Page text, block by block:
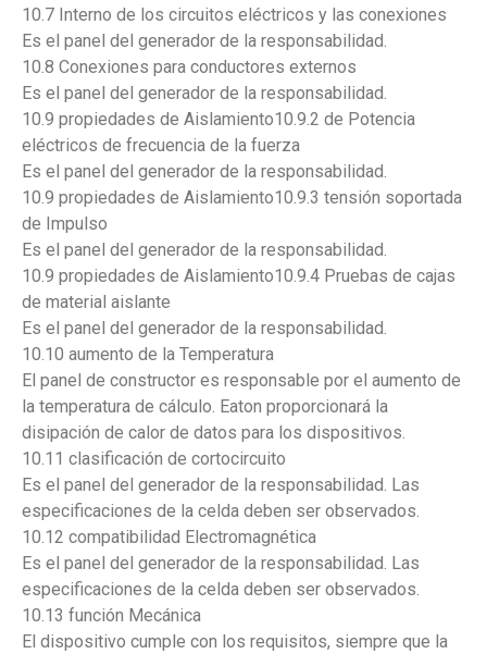
10.7 Interno de los circuitos eléctricos y las conexiones
Es el panel del generador de la responsabilidad.
10.8 Conexiones para conductores externos
Es el panel del generador de la responsabilidad.
10.9 propiedades de Aislamiento10.9.2 de Potencia
eléctricos de frecuencia de la fuerza
Es el panel del generador de la responsabilidad.
10.9 propiedades de Aislamiento10.9.3 tensión soportada
de Impulso
Es el panel del generador de la responsabilidad.
10.9 propiedades de Aislamiento10.9.4 Pruebas de cajas
de material aislante
Es el panel del generador de la responsabilidad.
10.10 aumento de la Temperatura
El panel de constructor es responsable por el aumento de
la temperatura de cálculo. Eaton proporcionará la
disipación de calor de datos para los dispositivos.
10.11 clasificación de cortocircuito
Es el panel del generador de la responsabilidad. Las
especificaciones de la celda deben ser observados.
10.12 compatibilidad Electromagnética
Es el panel del generador de la responsabilidad. Las
especificaciones de la celda deben ser observados.
10.13 función Mecánica
El dispositivo cumple con los requisitos, siempre que la